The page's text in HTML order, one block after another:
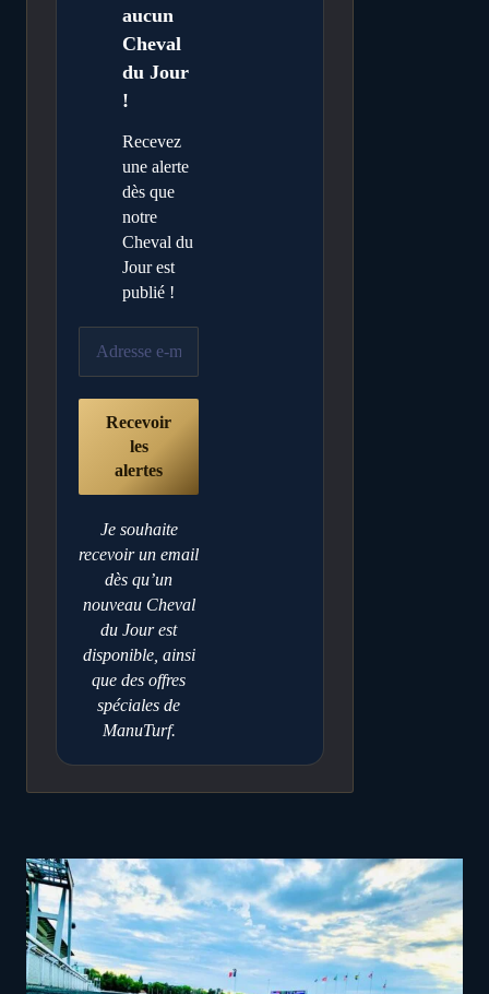
aucun
Cheval
du Jour
!
Recevez
une alerte
dès que
notre
Cheval du
Jour est
publié !
Je souhaite
recevoir un email
dès qu’un
nouveau Cheval
du Jour est
disponible, ainsi
que des offres
spéciales de
ManuTurf.